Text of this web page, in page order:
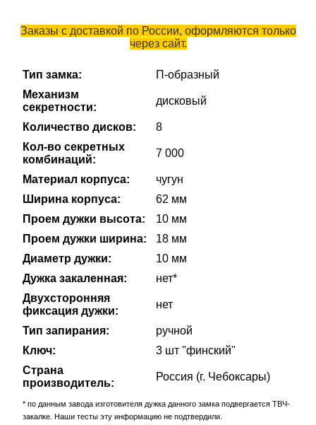
Заказы с доставкой по России, оформляются только
через сайт.
Тип замка:
П-образный
Механизм
секретности:
дисковый
Количество дисков:
8
Кол-во секретных
комбинаций:
7 000
Материал корпуса:
чугун
Ширина корпуса:
62 мм
Проем дужки высота:
10 мм
Проем дужки ширина:
18 мм
Диаметр дужки:
10 мм
Дужка закаленная:
нет*
Двухсторонняя
фиксация дужки:
нет
Тип запирания:
ручной
Ключ:
3 шт "финский"
Страна
производитель:
Россия (г. Чебоксары)
* по данным завода изготовителя дужка данного замка подвергается ТВЧ-
закалке. Наши тесты эту информацию не подтвердили.